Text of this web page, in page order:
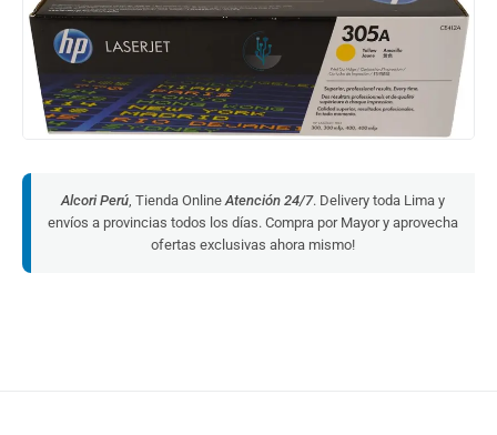
Alcori Perú , Tienda Online Atención 24/7. Delivery toda Lima y
envíos a provincias todos los días. Compra por Mayor y aprovecha
ofertas exclusivas ahora mismo!